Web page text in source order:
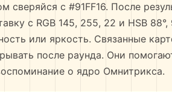
сверяйся с #91FF16. После
с RGB 145, 255, 22 и HSB 88°,
или яркость. Связанные
после раунда. Они
о ядро Омнитрикса.